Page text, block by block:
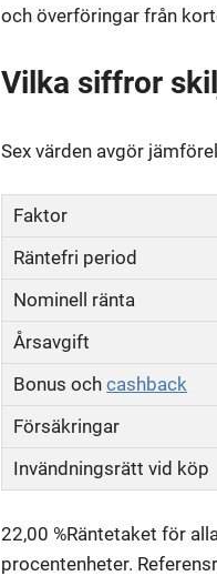
och överföringar från
Vilka siffror
Sex värden avgör
Faktor
Räntefri period
Nominell ränta
Årsavgift
Bonus ochcashback
Försäkringar
Invändningsrätt vid köp
22,00 %Räntetaket för
procentenheter.